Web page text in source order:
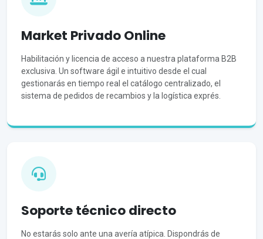
Market Privado Online
Habilitación y licencia de acceso a nuestra plataforma B2B
exclusiva. Un software ágil e intuitivo desde el cual
gestionarás en tiempo real el catálogo centralizado, el
sistema de pedidos de recambios y la logística exprés.
Soporte técnico directo
No estarás solo ante una avería atípica. Dispondrás de